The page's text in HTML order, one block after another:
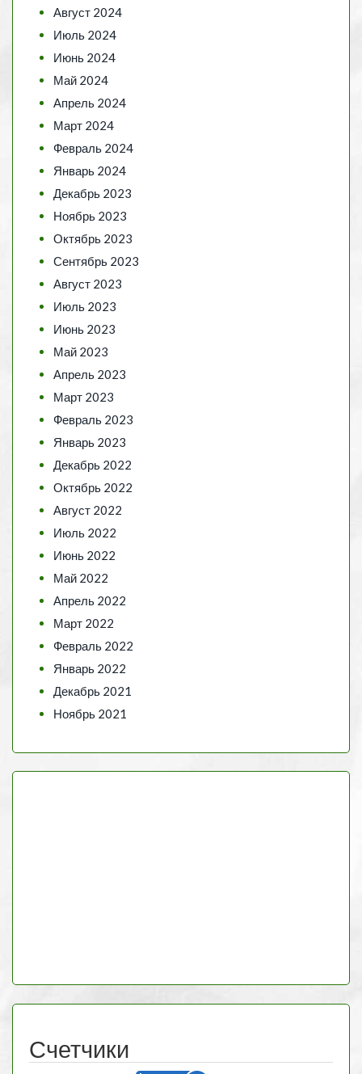
Август 2024
Июль 2024
Июнь 2024
Май 2024
Апрель 2024
Март 2024
Февраль 2024
Январь 2024
Декабрь 2023
Ноябрь 2023
Октябрь 2023
Сентябрь 2023
Август 2023
Июль 2023
Июнь 2023
Май 2023
Апрель 2023
Март 2023
Февраль 2023
Январь 2023
Декабрь 2022
Октябрь 2022
Август 2022
Июль 2022
Июнь 2022
Май 2022
Апрель 2022
Март 2022
Февраль 2022
Январь 2022
Декабрь 2021
Ноябрь 2021
Счетчики